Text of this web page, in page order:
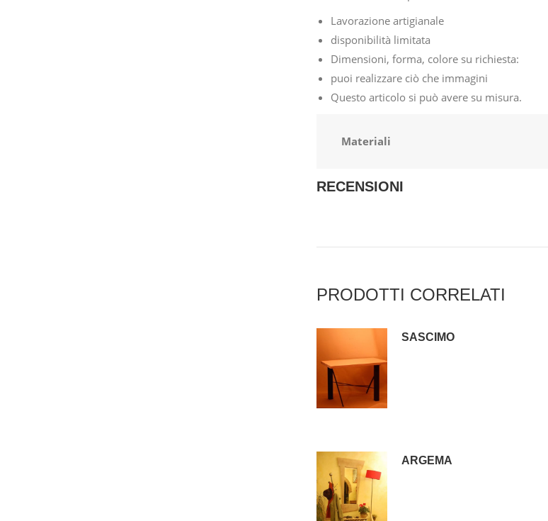
Lavorazione artigianale
disponibilità limitata
Dimensioni, forma, colore su richiesta:
puoi realizzare ciò che immagini
Questo articolo si può avere su misura.
Materiali
RECENSIONI
PRODOTTI CORRELATI
SASCIMO
ARGEMA